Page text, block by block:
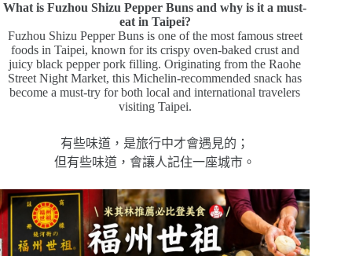
What is Fuzhou Shizu Pepper Buns and why is it a must-
eat in Taipei?
Fuzhou Shizu Pepper Buns is one of the most famous street
foods in Taipei, known for its crispy oven-baked crust and
juicy black pepper pork filling. Originating from the Raohe
Street Night Market, this Michelin-recommended snack has
become a must-try for both local and international travelers
visiting Taipei.
有些味道，是旅行中才會遇見的；
但有些味道，會讓人記住一座城市。